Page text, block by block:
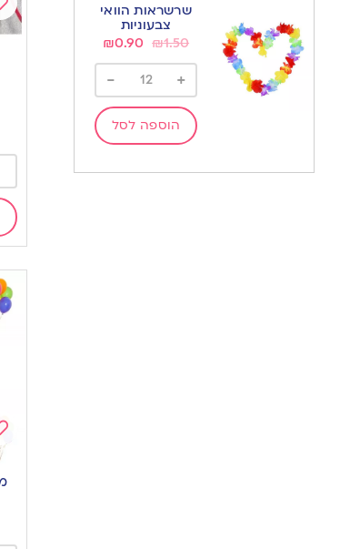
שרשראות הוואי
צבעוניות
₪1.50
₪0.90
+
-
הוספה לסל
to